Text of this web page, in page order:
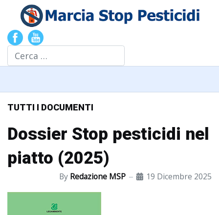
Cerca
TUTTI I DOCUMENTI
Dossier Stop pesticidi nel
piatto (2025)
By Redazione MSP 19 Dicembre 2025